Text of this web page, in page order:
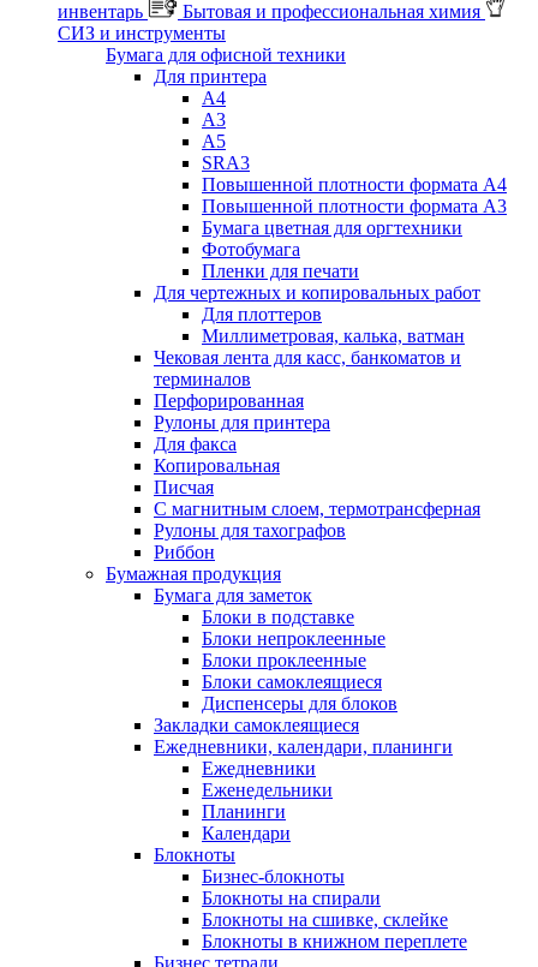
инвентарь
Бытовая и профессиональная химия
СИЗ и инструменты
Бумага для офисной техники
Для принтера
А4
А3
А5
SRA3
Повышенной плотности формата А4
Повышенной плотности формата А3
Бумага цветная для оргтехники
Фотобумага
Пленки для печати
Для чертежных и копировальных работ
Для плоттеров
Миллиметровая, калька, ватман
Чековая лента для касс, банкоматов и
терминалов
Перфорированная
Рулоны для принтера
Для факса
Копировальная
Писчая
С магнитным слоем, термотрансферная
Рулоны для тахографов
Риббон
Бумажная продукция
Бумага для заметок
Блоки в подставке
Блоки непроклеенные
Блоки проклеенные
Блоки самоклеящиеся
Диспенсеры для блоков
Закладки самоклеящиеся
Ежедневники, календари, планинги
Ежедневники
Еженедельники
Планинги
Календари
Блокноты
Бизнес-блокноты
Блокноты на спирали
Блокноты на сшивке, склейке
Блокноты в книжном переплете